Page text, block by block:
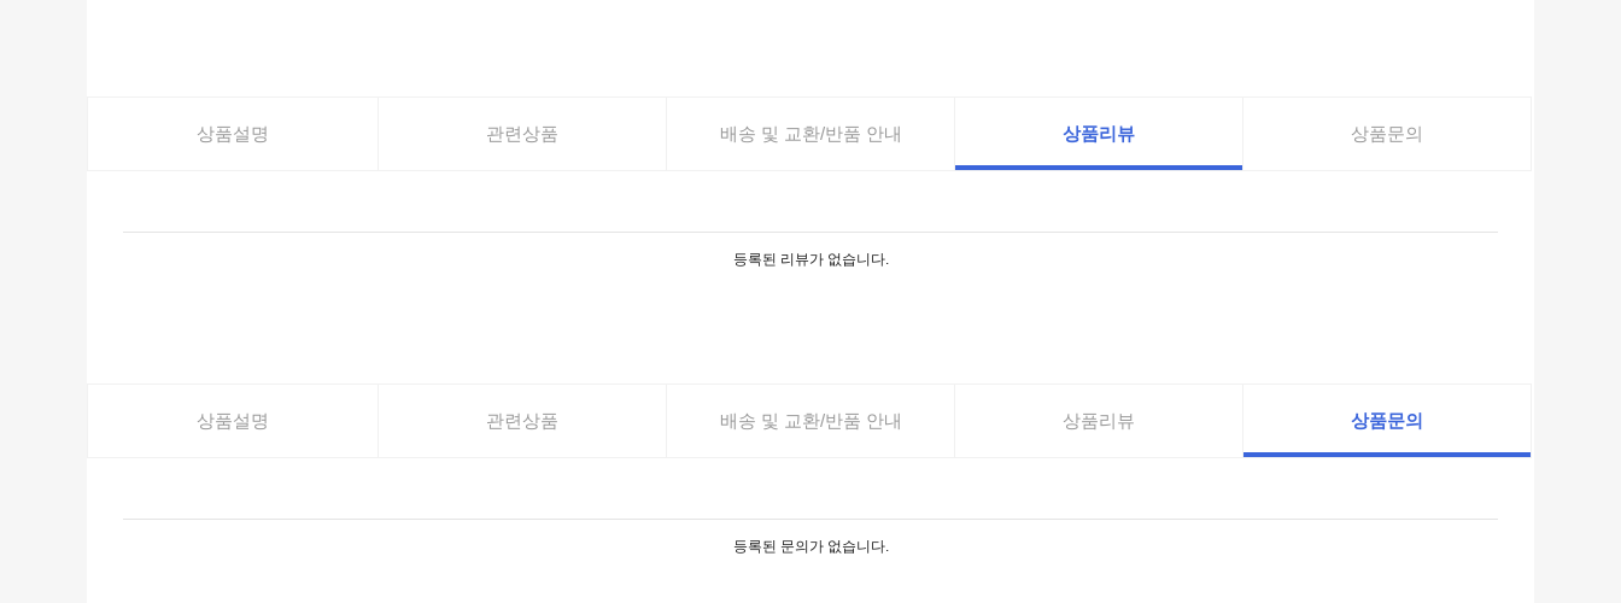
상품설명 관련상품 배송 및 교환/반품 안내 상품리뷰 상품문의
등록된 리뷰가 없습니다.
상품설명 관련상품 배송 및 교환/반품 안내 상품리뷰 상품문의
등록된 문의가 없습니다.